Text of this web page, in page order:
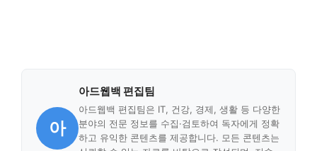
아
아드웹백 편집팀
아드웹백 편집팀은 IT, 건강, 경제, 생활 등 다양한
분야의 전문 정보를 수집·검토하여 독자에게 정확
하고 유익한 콘텐츠를 제공합니다. 모든 콘텐츠는